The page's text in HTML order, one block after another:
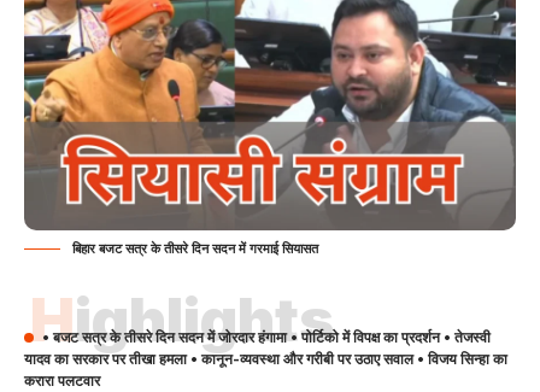
बिहार बजट सत्र के तीसरे दिन सदन में गरमाई सियासत
Highlights
• बजट सत्र के तीसरे दिन सदन में जोरदार हंगामा • पोर्टिको में विपक्ष का प्रदर्शन • तेजस्वी
यादव का सरकार पर तीखा हमला • कानून-व्यवस्था और गरीबी पर उठाए सवाल • विजय सिन्हा का
करारा पलटवार